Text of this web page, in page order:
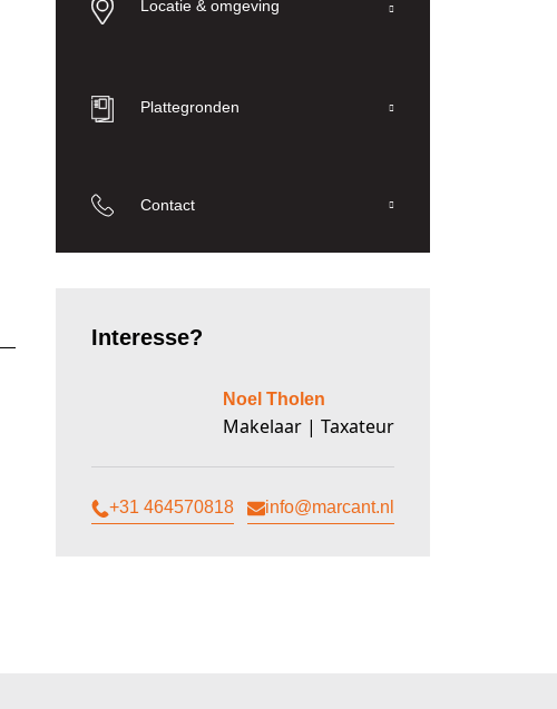
Locatie & omgeving
Plattegronden
Contact
Interesse?
Noel Tholen
Makelaar | Taxateur
+31 464570818 info@marcant.nl